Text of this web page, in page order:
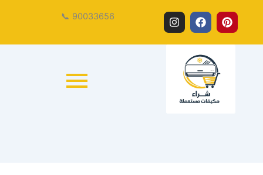
P
i
t
F
a
e
b
o
o
k
I
n
t
90033656 📞
مكيفك
المستعمل
من
مكيفك
على
كاش
مكيفات
مستعملة
مكيف
مستعمل
المكيفات
المستعملة
مكيفات
مستعملة